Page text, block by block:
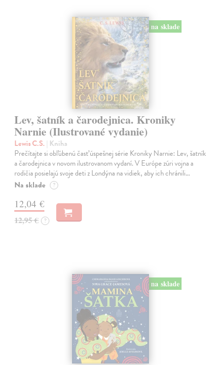
na sklade
Lev, šatník a čarodejnica. Kroniky
Narnie (Ilustrované vydanie)
Lewis C.S. | Kniha
Prečítajte si obľúbenú časť úspešnej série Kroniky Narnie: Lev, šatník
a čarodejnica v novom ilustrovanom vydaní. V Európe zúri vojna a
rodičia posielajú svoje deti z Londýna na vidiek, aby ich chránili…
Na sklade ?
12,04 €
12,95 € ?
na sklade